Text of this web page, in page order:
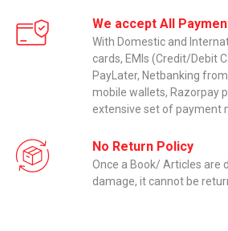
We accept All
With Domestic and
cards, EMIs (Credit/Debit
PayLater, Netbanking
mobile wallets, Razorpay
extensive set of payment
No Return Policy
Once a Book/ Articles are
damage, it cannot be